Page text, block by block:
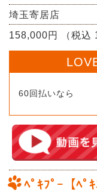
埼玉寄居店
158,000円 （税込
60回払いなら
ﾍﾟｷﾌﾟｰ【ﾍﾟ